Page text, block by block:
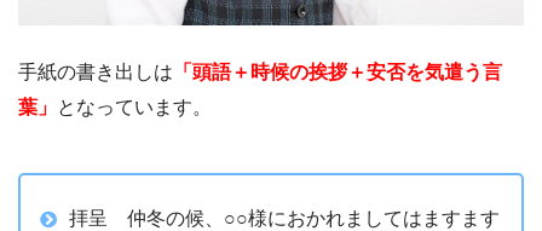
手紙の書き出しは 「頭語＋時候の挨拶＋安否を気遣う言
葉」 となっています。
拝呈 仲冬の候、○○様におかれましてはますます